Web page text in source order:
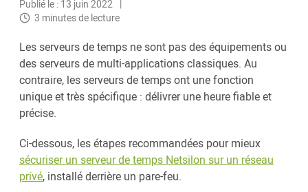
Publié le : 13 juin 2022
3 minutes de lecture
Les serveurs de temps ne sont pas des équipements ou
des serveurs de multi-applications classiques. Au
contraire, les serveurs de temps ont une fonction
unique et très spécifique : délivrer une heure fiable et
précise.
Ci-dessous, les étapes recommandées pour mieux
sécuriser un serveur de temps Netsilon sur un réseau
privé, installé derrière un pare-feu.